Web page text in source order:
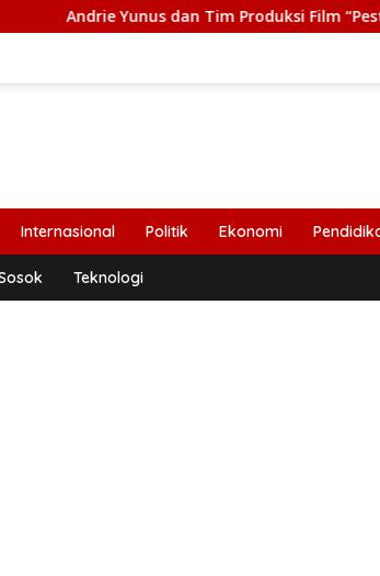
dan Tim Produksi Film “Pesta Babi”
Internasional Politik Ekonomi
Teknologi